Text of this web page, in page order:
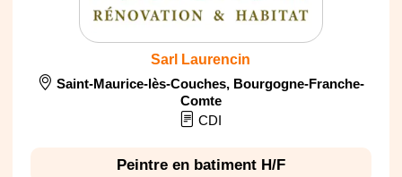
Sarl Laurencin
Saint-Maurice-lès-Couches, Bourgogne-Franche-
Comte
CDI
Peintre en batiment H/F